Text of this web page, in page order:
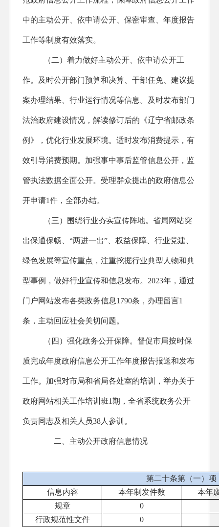
中的主动公开、依申请公开、保密审查、年度报告
工作等制度有效落实。
（二）着力做好主动公开、依申请公开工
作。 及时公开部门预算和决算、干部任免、建议提
案办理结果、行业运行情况等信息。及时发布部门
法治政府建设情况，解读修订后的《辽宁省邮政条
例》，优化行业发展环境。适时发布消费提示，有
效引导消费预期。加强事中事后监管信息公开，监
管执法数据全面公开。受理群众提出的政府信息公
开申请1件，全部办结。
（三）围绕行业夯实宣传阵地。 省局网站突
出保通保畅、“两进一出”、权益保障、行业党建、
绿色发展等宣传重点，注重挖掘行业典型人物和典
型事例，做好行业宣传和信息发布。2023年，通过
门户网站发布各类政务信息1790条，办理留言1
条，主动回应社会关切问题。
（四）强化政务公开保障。 督促市局按时保
质完成年度政府信息公开工作年度报告报送和发布
工作。加强对市局和省局各处室的培训，举办关于
政府网站相关工作培训班1期，全省系统政务公开
负责同志及相关人员38人参训。
二、主动公开政府信息情况
第二十条第（一）项
信息内容
本年制发件数
本年
规章
0
行政规范性文件
0